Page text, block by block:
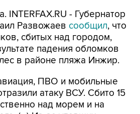
INTERFAX.RU - Губернатор
Развожаев сообщил, что
сбитых над городом,
падения обломков
в районе пляжа Инжир.
ПВО и мобильные
атаку ВСУ. Сбито 15
над морем и на